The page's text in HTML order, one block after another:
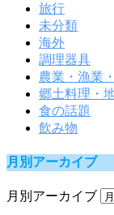
旅行
未分類
海外
調理器具
農業・漁業
郷土料理・
食の話題
飲み物
月別アーカイブ
月別アーカイブ